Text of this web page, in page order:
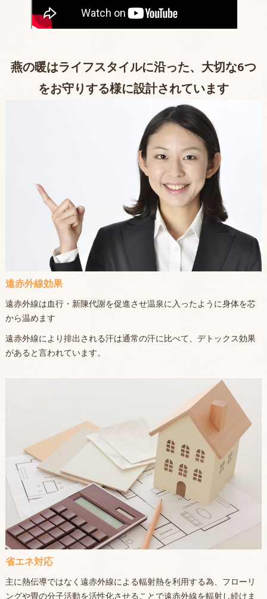
燕の暖はライフスタイルに沿った、大切な6つ
をお守りする様に設計されています
遠赤外線効果
遠赤外線は血行・新陳代謝を促進させ温泉に入ったように身体を芯
から温めます
遠赤外線により排出される汗は通常の汗に比べて、デトックス効果
があると言われています。
省エネ対応
主に熱伝導ではなく遠赤外線による輻射熱を利用する為、フローリ